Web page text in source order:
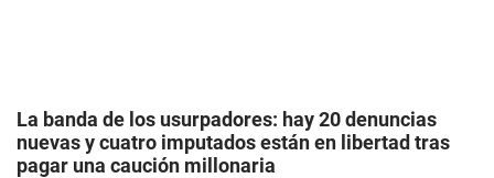
La banda de los usurpadores: hay 20 denuncias
nuevas y cuatro imputados están en libertad tras
pagar una caución millonaria